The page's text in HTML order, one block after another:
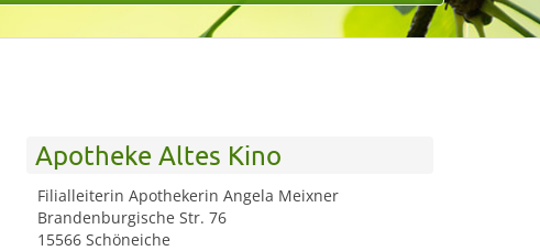
Apotheke Altes Kino
Filialleiterin Apothekerin Angela Meixner
Brandenburgische Str. 76
15566 Schöneiche